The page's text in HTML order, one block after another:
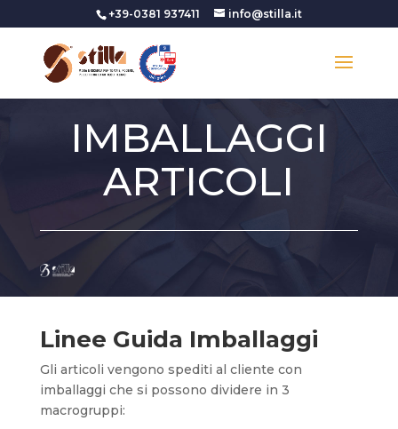
+39-0381 937411 info@stilla.it
IMBALLAGGI
ARTICOLI
Linee Guida Imballaggi
Gli articoli vengono spediti al cliente con
imballaggi che si possono dividere in 3
macrogruppi: